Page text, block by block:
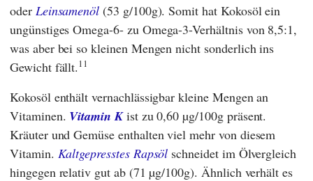
oder Leinsamenöl (53 g/100g). Somit hat Kokosöl ein
ungünstiges Omega-6- zu Omega-3-Verhältnis von 8,5:1,
was aber bei so kleinen Mengen nicht sonderlich ins
Gewicht fällt.11
Kokosöl enthält vernachlässigbar kleine Mengen an
Vitaminen. Vitamin Kist zu 0,60 µg/100g präsent.
Kräuter und Gemüse enthalten viel mehr von diesem
Vitamin. Kaltgepresstes Rapsöl schneidet im Ölvergleich
hingegen relativ gut ab (71 µg/100g). Ähnlich verhält es